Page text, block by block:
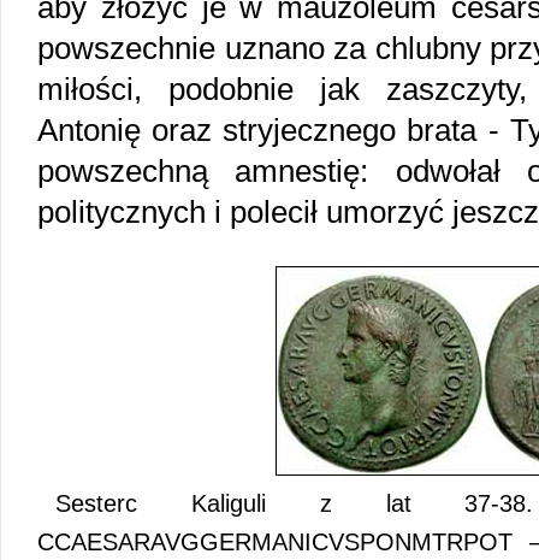
aby złożyć je w mauzoleum
powszechnie uznano za chlubny
miłości, podobnie jak
Antonię oraz stryjecznego brata -
powszechną amnestię:
politycznych i polecił umorzyć
Sesterc Kaliguli z lat 37-38.